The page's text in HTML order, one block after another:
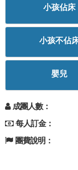
小孩佔床
小孩不佔
嬰兒
成團人數：
每人訂金：
團費說明：